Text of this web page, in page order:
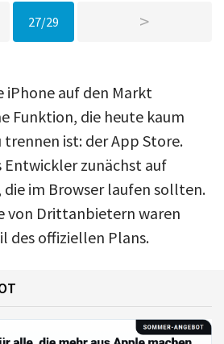
27/29 >
iPhone auf den Markt
Funktion, die heute kaum
trennen ist: der App Store.
Entwickler zunächst auf
im Browser laufen sollten.
von Drittanbietern waren
des offiziellen Plans.